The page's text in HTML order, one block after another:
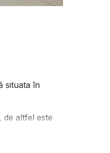
situata în
altfel este
de multă